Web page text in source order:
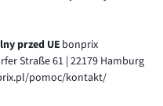
przed UE bonprix
Straße 61 | 22179 Hamburg
pomoc/kontakt/